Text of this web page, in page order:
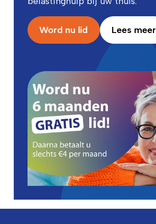
Word nu lid Lees meer